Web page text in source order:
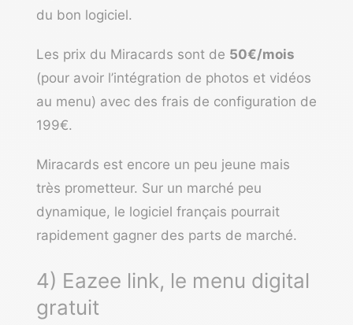
du bon logiciel.
Les prix du Miracards sont de 50€/mois
(pour avoir l’intégration de photos et vidéos
au menu) avec des frais de configuration de
199€.
Miracards est encore un peu jeune mais
très prometteur. Sur un marché peu
dynamique, le logiciel français pourrait
rapidement gagner des parts de marché.
4) Eazee link, le menu digital
gratuit